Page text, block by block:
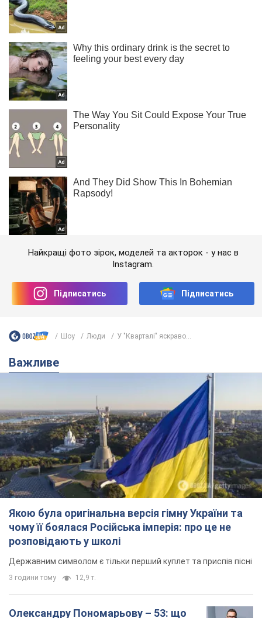
Найкращі фото зірок, моделей та акторок - у нас в
Instagram.
Підписатись Підписатись
Шоу Люди У "Кварталі" яскраво...
Важливе
Якою була оригінальна версія гімну України та
чому її боялася Російська імперія: про це не
розповідають у школі
Державним символом є тільки перший куплет та приспів пісні
3 години тому 12,9 т.
Олександру Пономарьову – 53: що